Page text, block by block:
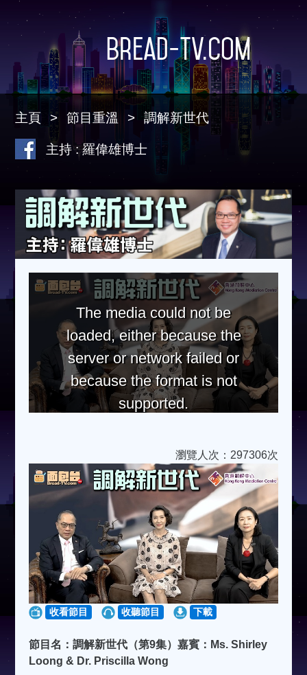
Bread-TV.com
主頁 節目重溫 調解新世代
主持 : 羅偉雄博士
The media could not be
loaded, either because the
server or network failed or
because the format is not
supported.
瀏覽人次：297306次
收看節目 收聽節目 下載
節目名：調解新世代（第9集）嘉賓：Ms. Shirley
Loong & Dr. Priscilla Wong